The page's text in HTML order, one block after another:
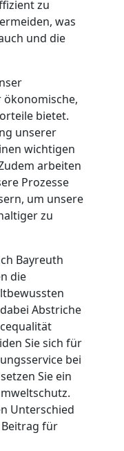
zu
was
und die
ökonomische,
bietet.
unserer
wichtigen
arbeiten
Prozesse
um unsere
zu
Bayreuth
die
Abstriche
Sie sich für
bei
Sie ein
Unterschied
für